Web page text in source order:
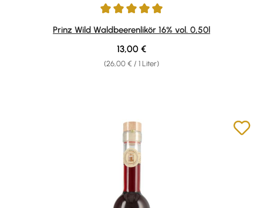
Durchschnittliche Bewertung von 4.97 von 5 Sternen
Prinz Wild Waldbeerenlikör 16% vol. 0,50l
(26,00 € / 1 Liter)
Regulärer Preis:
13,00 €